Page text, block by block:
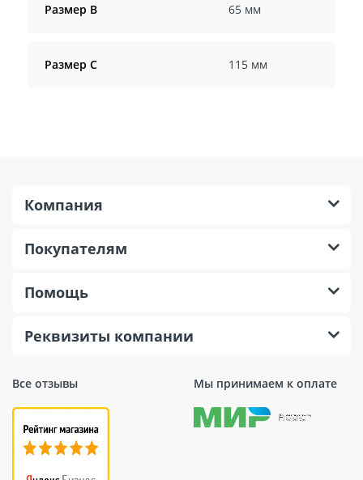
Размер В 65 мм
Размер С 115 мм
Все отзывы Мы принимаем к оплате
Компания
Покупателям
Помощь
Реквизиты компании